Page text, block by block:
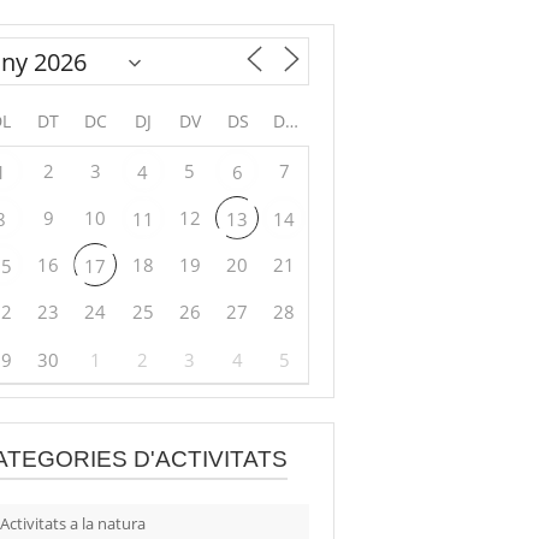
DT DC DJ DV DS DG
2 3 4 5 6 7
9 10 11 12 13
14
16 17 18 19 20
21
23 24 25 26 27
28
30 1 2 3 4 5
D'ACTIVITATS
Activitats a la natura